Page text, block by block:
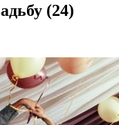
(24)